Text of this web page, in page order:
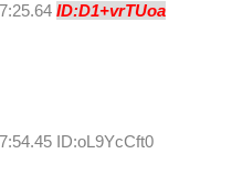
ID:D1+vrTUoa
ID:oL9YcCft0